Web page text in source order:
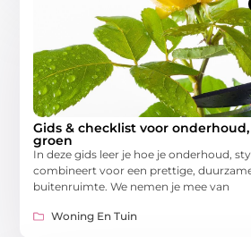
Gids & checklist voor
groen
In deze gids leer je hoe je onderhoud,
combineert voor een prettige,
buitenruimte. We nemen je mee van
Woning En Tuin